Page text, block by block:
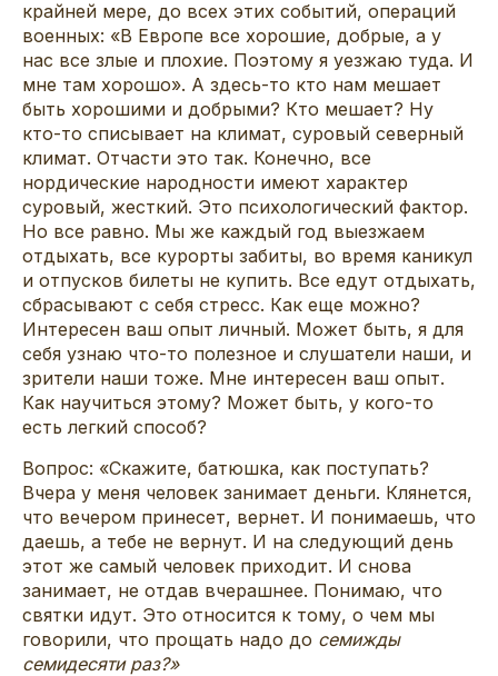
крайней мере, до всех этих событий, операций
военных: «В Европе все хорошие, добрые, а у
нас все злые и плохие. Поэтому я уезжаю туда. И
мне там хорошо». А здесь-то кто нам мешает
быть хорошими и добрыми? Кто мешает? Ну
кто-то списывает на климат, суровый северный
климат. Отчасти это так. Конечно, все
нордические народности имеют характер
суровый, жесткий. Это психологический фактор.
Но все равно. Мы же каждый год выезжаем
отдыхать, все курорты забиты, во время каникул
и отпусков билеты не купить. Все едут отдыхать,
сбрасывают с себя стресс. Как еще можно?
Интересен ваш опыт личный. Может быть, я для
себя узнаю что-то полезное и слушатели наши, и
зрители наши тоже. Мне интересен ваш опыт.
Как научиться этому? Может быть, у кого-то
есть легкий способ?
Вопрос: «Скажите, батюшка, как поступать?
Вчера у меня человек занимает деньги. Клянется,
что вечером принесет, вернет. И понимаешь, что
даешь, а тебе не вернут. И на следующий день
этот же самый человек приходит. И снова
занимает, не отдав вчерашнее. Понимаю, что
святки идут. Это относится к тому, о чем мы
говорили, что прощать надо до семижды
семидесяти раз?»